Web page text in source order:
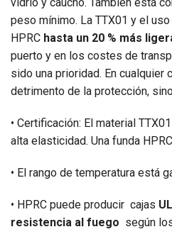
peso mínimo. La TTX01 y el
HPRC hasta un 20 % más
puerto y en los costes de
sido una prioridad. En
detrimento de la protección,
• Certificación: El material
alta elasticidad. Una funda
• El rango de temperatura está
• HPRC puede producir cajas
resistencia al fuego según